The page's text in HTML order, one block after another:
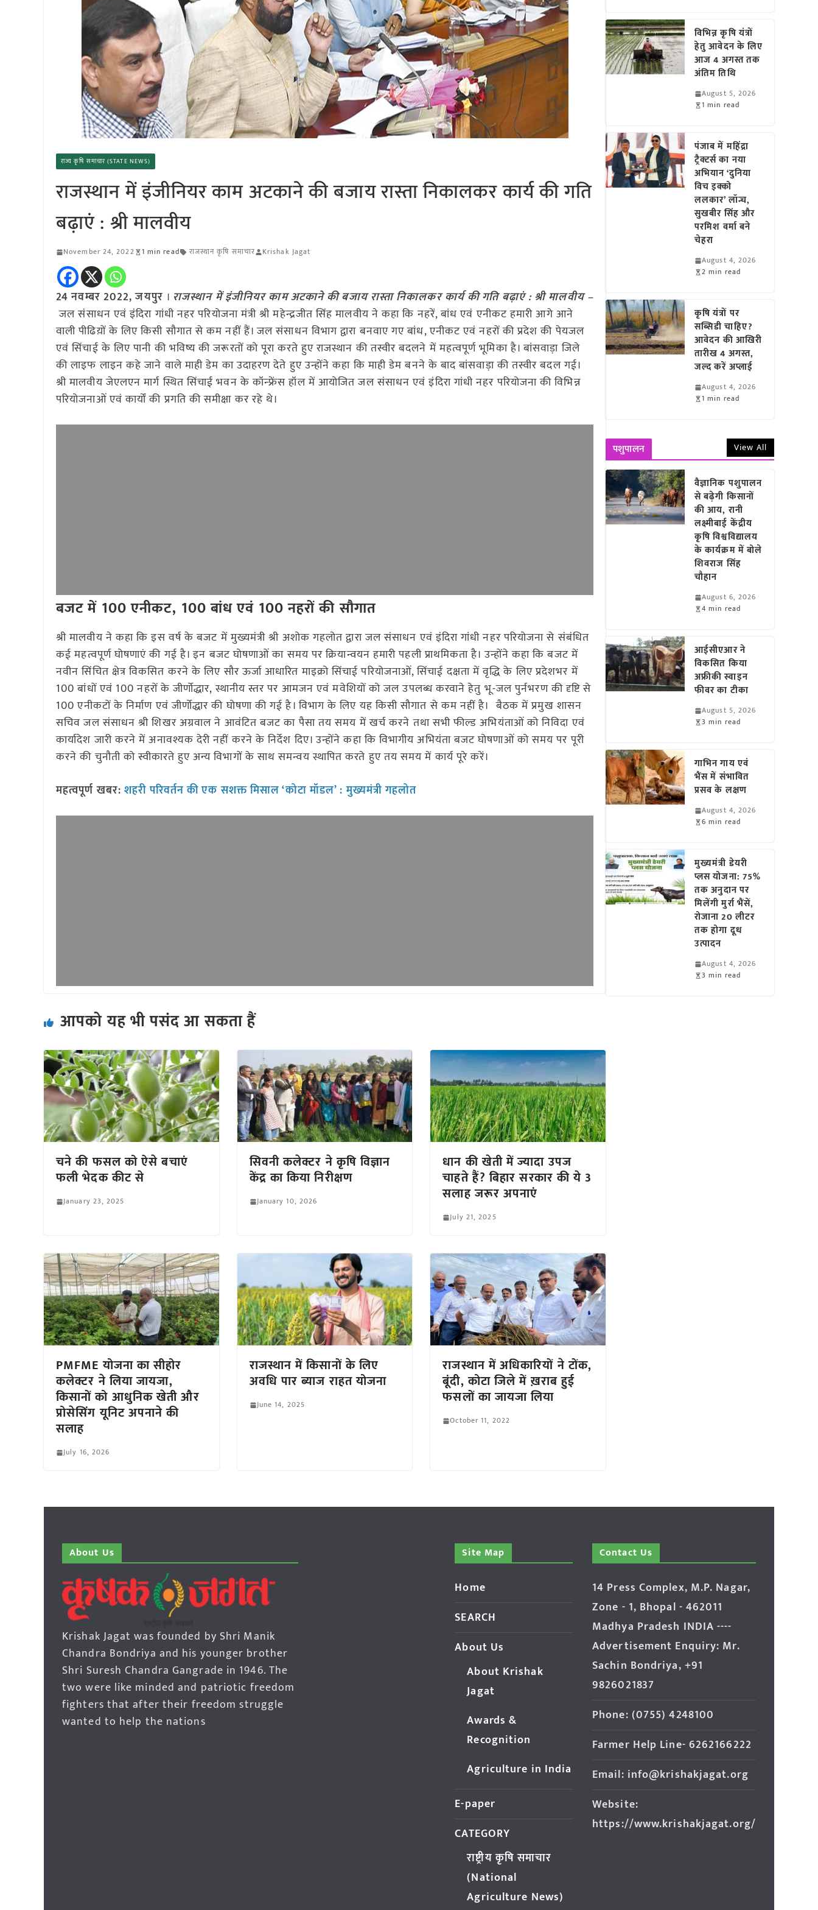
राज्य कृषि समाचार (STATE NEWS)
राजस्थान में इंजीनियर काम अटकाने की बजाय रास्ता निकालकर कार्य की गति
बढ़ाएं : श्री मालवीय
November 24, 2022 1 min read राजस्थान कृषि समाचार Krishak Jagat
24 नवम्बर 2022, जयपुर । राजस्थान में इंजीनियर काम अटकाने की बजाय रास्ता निकालकर कार्य की गति बढ़ाएं : श्री मालवीय –
जल संसाधन एवं इंदिरा गांधी नहर परियोजना मंत्री श्री महेन्द्रजीत सिंह मालवीय ने कहा कि नहरें, बांध एवं एनीकट हमारी आगे आने
वाली पीढिय़ों के लिए किसी सौगात से कम नहीं हैं। जल संसाधन विभाग द्वारा बनवाए गए बांध, एनीकट एवं नहरों की प्रदेश की पेयजल
एवं सिंचाई के लिए पानी की भविष्य की जरूरतों को पूरा करते हुए राजस्थान की तस्वीर बदलने में महत्वपूर्ण भूमिका है। बांसवाड़ा जिले
की लाइफ लाइन कहे जाने वाले माही डेम का उदाहरण देते हुए उन्होंने कहा कि माही डेम बनने के बाद बांसवाड़ा की तस्वीर बदल गई।
श्री मालवीय जेएलएन मार्ग स्थित सिंचाई भवन के कॉन्फ्रेंस हॉल में आयोजित जल संसाधन एवं इंदिरा गांधी नहर परियोजना की विभिन्न
परियोजनाओं एवं कार्यों की प्रगति की समीक्षा कर रहे थे।
बजट में 100 एनीकट, 100 बांध एवं 100 नहरों की सौगात
श्री मालवीय ने कहा कि इस वर्ष के बजट में मुख्यमंत्री श्री अशोक गहलोत द्वारा जल संसाधन एवं इंदिरा गांधी नहर परियोजना से संबंधित
कई महत्वपूर्ण घोषणाएं की गई है। इन बजट घोषणाओं का समय पर क्रियान्वयन हमारी पहली प्राथमिकता है। उन्होंने कहा कि बजट में
नवीन सिंचित क्षेत्र विकसित करने के लिए सौर ऊर्जा आधारित माइक्रो सिंचाई परियोजनाओं, सिंचाई दक्षता में वृद्धि के लिए प्रदेशभर में
100 बांधों एवं 100 नहरों के जीर्णोद्धार, स्थानीय स्तर पर आमजन एवं मवेशियों को जल उपलब्ध करवाने हेतु भू-जल पुर्नभरण की दृष्टि से
100 एनीकटों के निर्माण एवं जीर्णोद्धार की घोषणा की गई है। विभाग के लिए यह किसी सौगात से कम नहीं है। बैठक में प्रमुख शासन
सचिव जल संसाधन श्री शिखर अग्रवाल ने आवंटित बजट का पैसा तय समय में खर्च करने तथा सभी फील्ड अभियंताओं को निविदा एवं
कार्यादेश जारी करने में अनावश्यक देरी नहीं करने के निर्देश दिए। उन्होंने कहा कि विभागीय अभियंता बजट घोषणाओं को समय पर पूरी
करने की चुनौती को स्वीकारते हुए अन्य विभागों के साथ समन्वय स्थापित करते हुए तय समय में कार्य पूरे करें।
महत्वपूर्ण खबर: शहरी परिवर्तन की एक सशक्त मिसाल ‘कोटा मॉडल’ : मुख्यमंत्री गहलोत
आपको यह भी पसंद आ सकता हैं
चने की फसल को ऐसे बचाएं
फली भेदक कीट से
January 23, 2025
सिवनी कलेक्टर ने कृषि विज्ञान
केंद्र का किया निरीक्षण
January 10, 2026
धान की खेती में ज्यादा उपज
चाहते हैं? बिहार सरकार की ये 3
सलाह जरूर अपनाएं
July 21, 2025
PMFME योजना का सीहोर
कलेक्टर ने लिया जायजा,
किसानों को आधुनिक खेती और
प्रोसेसिंग यूनिट अपनाने की
सलाह
July 16, 2026
राजस्थान में किसानों के लिए
अवधि पार ब्याज राहत योजना
June 14, 2025
राजस्थान में अधिकारियों ने टोंक,
बूंदी, कोटा जिले में ख़राब हुई
फसलों का जायजा लिया
October 11, 2022
विभिन्न कृषि यंत्रों
हेतु आवेदन के लिए
आज 4 अगस्त तक
अंतिम तिथि
August 5, 2026
1 min read
पंजाब में महिंद्रा
ट्रैक्टर्स का नया
अभियान ‘दुनिया
विच इक्को
ललकार’ लॉन्च,
सुखबीर सिंह और
परमिश वर्मा बने
चेहरा
August 4, 2026
2 min read
कृषि यंत्रों पर
सब्सिडी चाहिए?
आवेदन की आखिरी
तारीख 4 अगस्त,
जल्द करें अप्लाई
August 4, 2026
1 min read
पशुपालन View All
वैज्ञानिक पशुपालन
से बढ़ेगी किसानों
की आय, रानी
लक्ष्मीबाई केंद्रीय
कृषि विश्वविद्यालय
के कार्यक्रम में बोले
शिवराज सिंह
चौहान
August 6, 2026
4 min read
आईसीएआर ने
विकसित किया
अफ्रीकी स्वाइन
फीवर का टीका
August 5, 2026
3 min read
गाभिन गाय एवं
भैंस में संभावित
प्रसव के लक्षण
August 4, 2026
6 min read
मुख्यमंत्री डेयरी
प्लस योजना: 75%
तक अनुदान पर
मिलेंगी मुर्रा भैंसें,
रोजाना 20 लीटर
तक होगा दूध
उत्पादन
August 4, 2026
3 min read
About Us
Krishak Jagat was founded by Shri Manik
Chandra Bondriya and his younger brother
Shri Suresh Chandra Gangrade in 1946. The
two were like minded and patriotic freedom
fighters that after their freedom struggle
wanted to help the nations
Site Map
Home
SEARCH
About Us
About Krishak
Jagat
Awards &
Recognition
Agriculture in India
E-paper
CATEGORY
राष्ट्रीय कृषि समाचार
(National
Agriculture News)
Contact Us
14 Press Complex, M.P. Nagar,
Zone - 1, Bhopal - 462011
Madhya Pradesh INDIA ----
Advertisement Enquiry: Mr.
Sachin Bondriya, +91
9826021837
Phone: (0755) 4248100
Farmer Help Line- 6262166222
Email: info@krishakjagat.org
Website:
https://www.krishakjagat.org/